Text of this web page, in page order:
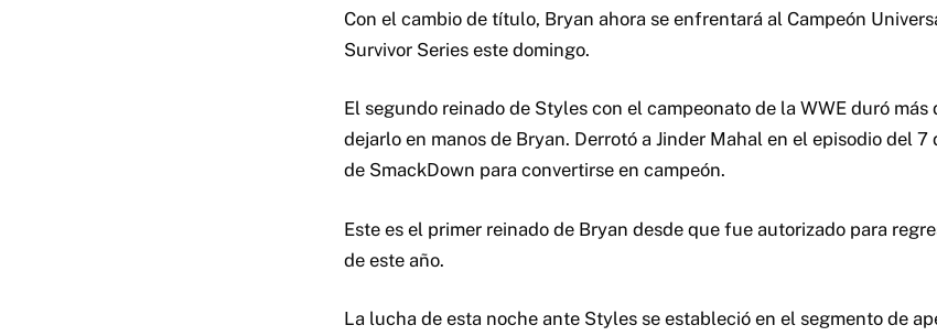
Con el cambio de título, Bryan ahora se enfrentará al Campeón
Survivor Series este domingo.
El segundo reinado de Styles con el campeonato de la WWE duró más
dejarlo en manos de Bryan. Derrotó a Jinder Mahal en el episodio del 7
de SmackDown para convertirse en campeón.
Este es el primer reinado de Bryan desde que fue autorizado para
de este año.
La lucha de esta noche ante Styles se estableció en el segmento de